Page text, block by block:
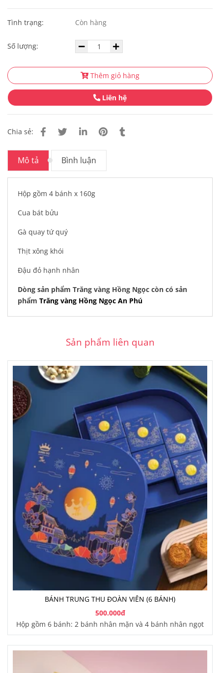
Tình trạng: Còn hàng
Số lượng:
Thêm giỏ hàng
Liên hệ
Chia sẻ:
Mô tả Bình luận
Hộp gồm 4 bánh x 160g
Cua bát bửu
Gà quay tứ quý
Thịt xông khói
Đậu đỏ hạnh nhân
Dòng sản phẩm Trăng vàng Hồng Ngọc còn có sản
phẩm Trăng vàng Hồng Ngọc An Phú
Sản phẩm liên quan
BÁNH TRUNG THU ĐOÀN VIÊN (6 BÁNH)
500.000đ
Hộp gồm 6 bánh: 2 bánh nhân mặn và 4 bánh nhân ngọt